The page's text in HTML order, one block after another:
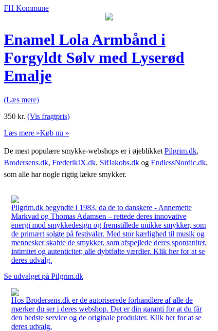
FH Kommune
Enamel Lola Armbånd i
Forgyldt Sølv med Lyserød
Emalje
(Læs mere)
350 kr. (Vis fragtpris)
Læs mere »Køb nu »
De mest populære smykke-webshops er i øjeblikket Pilgrim.dk,
Brodersens.dk, FrederikIX.dk, SifJakobs.dk og EndlessNordic.dk,
som alle har nogle rigtig lækre smykker.
Pilgrim.dk begyndte i 1983, da de to danskere - Annemette
Markvad og Thomas Adamsen – rettede deres innovative
energi mod smykkedesign og fremstillede unikke smykker, som
de primært solgte på festivaler. Med stor kærlighed til musik og
mennesker skabte de smykker, som afspejlede deres spontanitet,
intimitet og autenticitet; alle dybtfølte værdier. Klik her for at se
deres udvalg.
Se udvalget på Pilgrim.dk
Hos Brodersens.dk er de autoriserede forhandlere af alle de
mærker du ser i deres webshop. Det er din garanti for at du får
den bedste service og de originale produkter. Klik her for at se
deres udvalg.